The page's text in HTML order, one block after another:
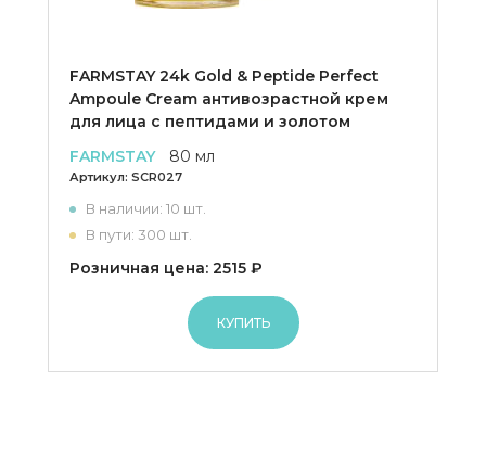
FARMSTAY 24k Gold & Peptide Perfect
Ampoule Cream антивозрастной крем
для лица с пептидами и золотом
FARMSTAY
80 мл
Артикул: SCR027
В наличии: 10 шт.
В пути: 300 шт.
Розничная цена: 2515 ₽
КУПИТЬ